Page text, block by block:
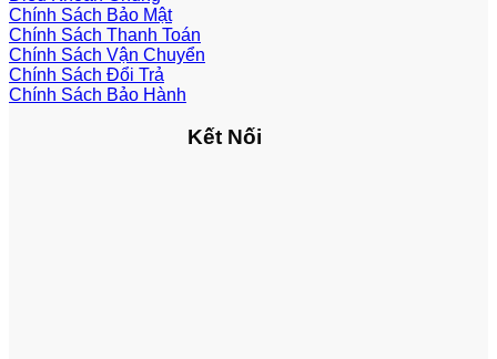
Chính Sách Bảo Mật
Chính Sách Thanh Toán
Chính Sách Vận Chuyển
Chính Sách Đổi Trả
Chính Sách Bảo Hành
Kết Nối